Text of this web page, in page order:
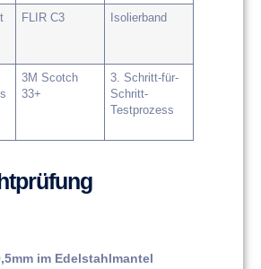
FLIR C3 Isolierband
3M Scotch
33+
​​3. Schritt-für-
Schritt-
Testprozess​​
im Edelstahlmantel